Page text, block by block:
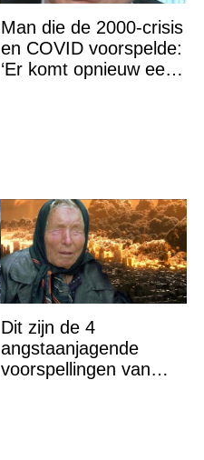
Man die de 2000-crisis
en COVID voorspelde:
‘Er komt opnieuw een
Dit zijn de 4
angstaanjagende
voorspellingen van